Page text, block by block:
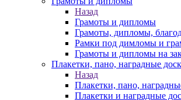
Назад
Грамоты и дипломы
Грамоты, дипломы,
Рамки под димломы и
Грамоты и дипломы на
Плакетки, пано, наградные
Назад
Плакетки, пано,
Плакетки и наградные